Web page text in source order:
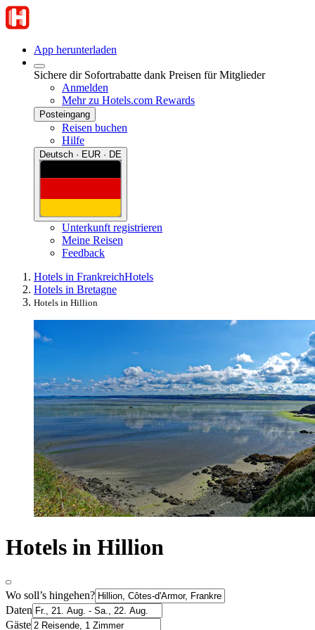
App herunterladen
Sichere dir Sofortrabatte dank Preisen für Mitglieder
Anmelden
Mehr zu Hotels.com Rewards
Posteingang
Reisen buchen
Hilfe
Deutsch · EUR · DE
Unterkunft registrieren
Meine Reisen
Feedback
Hotels in FrankreichHotels
Hotels in Bretagne
Hotels in Hillion
Hotels in Hillion
Wo soll’s hingehen?
Daten
Gäste